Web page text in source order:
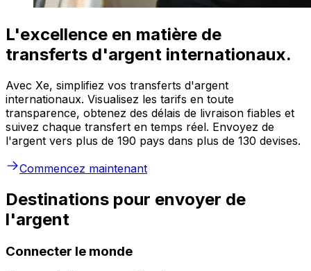
L'excellence en matière de
transferts d'argent internationaux.
Avec Xe, simplifiez vos transferts d'argent
internationaux. Visualisez les tarifs en toute
transparence, obtenez des délais de livraison fiables et
suivez chaque transfert en temps réel. Envoyez de
l'argent vers plus de 190 pays dans plus de 130 devises.
Commencez maintenant
Destinations pour envoyer de
l'argent
Connecter le monde